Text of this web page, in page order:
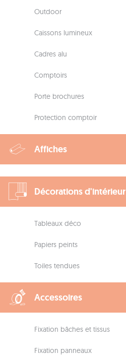
Outdoor
Caissons lumineux
Cadres alu
Comptoirs
Porte brochures
Protection comptoir
Affiches
Décorations d'intérieur
Tableaux déco
Papiers peints
Toiles tendues
Accessoires
Fixation bâches et tissus
Fixation panneaux